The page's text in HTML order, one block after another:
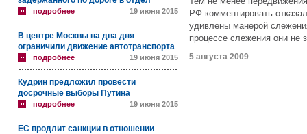
подробнее 19 июня 2015
В центре Москвы на два дня
ограничили движение автотранспорта
подробнее 19 июня 2015
Кудрин предложил провести
досрочные выборы Путина
подробнее 19 июня 2015
ЕС продлит санкции в отношении
РФ комментировать
удивлены манерой
процессе слежения они не
5 августа 2009